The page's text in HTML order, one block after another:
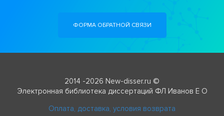
ФОРМА ОБРАТНОЙ СВЯЗИ
2014 -2026 New-disser.ru ©
Электронная библиотека диссертаций ФЛ Иванов Е О
Оплата, доставка, условия возврата